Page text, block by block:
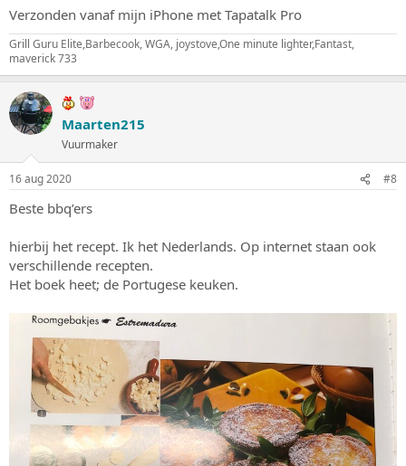
Verzonden vanaf mijn iPhone met Tapatalk Pro
Grill Guru Elite,Barbecook, WGA, joystove,One minute lighter,Fantast,
maverick 733
Maarten215
Vuurmaker
16 aug 2020 #8
Beste bbq’ers
hierbij het recept. Ik het Nederlands. Op internet staan ook
verschillende recepten.
Het boek heet; de Portugese keuken.